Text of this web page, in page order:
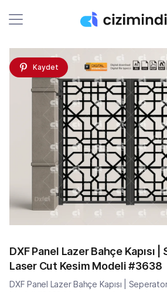
Kaydet
DXF Panel Lazer Bahçe Kapısı
Laser Cut Kesim Modeli #3638
DXF Panel Lazer Bahçe Kapısı |